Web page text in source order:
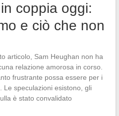
coppia oggi:
e ciò che non
articolo, Sam Heughan non ha
relazione amorosa in corso.
frustrante possa essere per i
Le speculazioni esistono, gli
è stato convalidato